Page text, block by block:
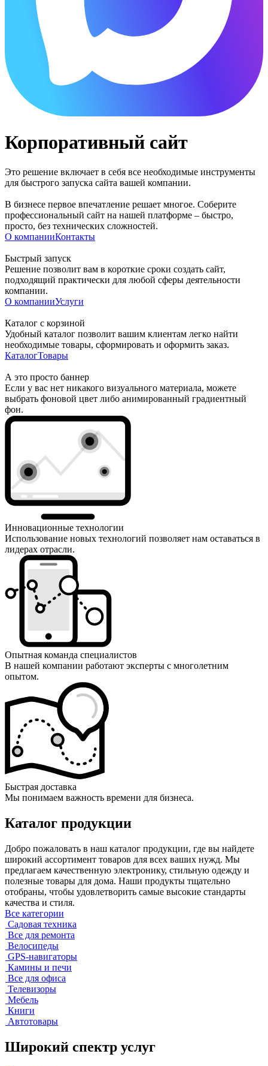
Корпоративный сайт
Это решение включает в себя все необходимые инструменты
для быстрого запуска сайта вашей компании.
В бизнесе первое впечатление решает многое. Соберите
профессиональный сайт на нашей платформе – быстро,
просто, без технических сложностей.
О компанииКонтакты
Быстрый запуск
Решение позволит вам в короткие сроки создать сайт,
подходящий практически для любой сферы деятельности
компании.
О компанииУслуги
Каталог с корзиной
Удобный каталог позволит вашим клиентам легко найти
необходимые товары, сформировать и оформить заказ.
КаталогТовары
А это просто баннер
Если у вас нет никакого визуального материала, можете
выбрать фоновой цвет либо анимированный градиентный
фон.
Инновационные технологии
Использование новых технологий позволяет нам оставаться в
лидерах отрасли.
Опытная команда специалистов
В нашей компании работают эксперты с многолетним
опытом.
Быстрая доставка
Мы понимаем важность времени для бизнеса.
Каталог продукции
Добро пожаловать в наш каталог продукции, где вы найдете
широкий ассортимент товаров для всех ваших нужд. Мы
предлагаем качественную электронику, стильную одежду и
полезные товары для дома. Наши продукты тщательно
отобраны, чтобы удовлетворить самые высокие стандарты
качества и стиля.
Все категории
Садовая техника
Все для ремонта
Велосипеды
GPS-навигаторы
Камины и печи
Все для офиса
Телевизоры
Мебель
Книги
Автотовары
Широкий спектр услуг